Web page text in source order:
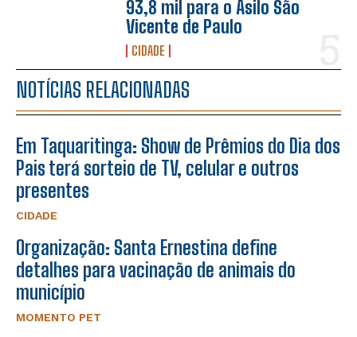
93,8 mil para o Asilo São
Vicente de Paulo
CIDADE
NOTÍCIAS RELACIONADAS
Em Taquaritinga: Show de Prêmios do Dia dos
Pais terá sorteio de TV, celular e outros
presentes
CIDADE
Organização: Santa Ernestina define
detalhes para vacinação de animais do
município
MOMENTO PET